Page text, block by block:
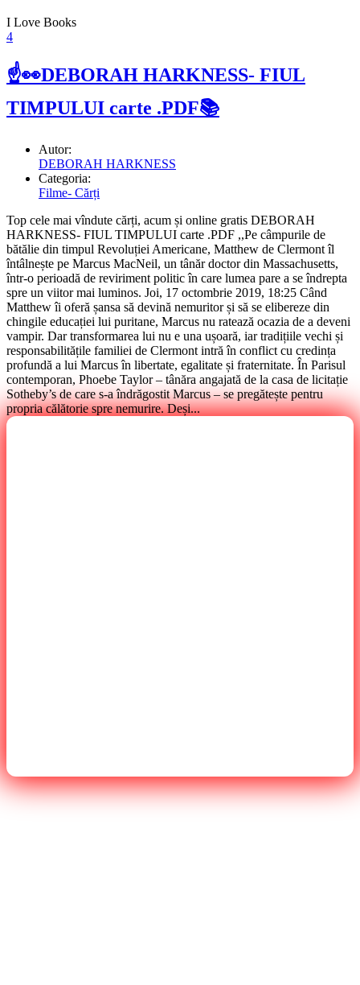
I Love Books
4
☝👀DEBORAH HARKNESS- FIUL
TIMPULUI carte .PDF📚
Autor:
DEBORAH HARKNESS
Categoria:
Filme- Cărți
Top cele mai vîndute cărți, acum și online gratis DEBORAH
HARKNESS- FIUL TIMPULUI carte .PDF ,,Pe câmpurile de
bătălie din timpul Revoluției Americane, Matthew de Clermont îl
întâlnește pe Marcus MacNeil, un tânăr doctor din Massachusetts,
într-o perioadă de reviriment politic în care lumea pare a se îndrepta
spre un viitor mai luminos. Joi, 17 octombrie 2019, 18:25 Când
Matthew îi oferă șansa să devină nemuritor și să se elibereze din
chingile educației lui puritane, Marcus nu ratează ocazia de a deveni
vampir. Dar transformarea lui nu e una ușoară, iar tradițiile vechi și
responsabilitățile familiei de Clermont intră în conflict cu credința
profundă a lui Marcus în libertate, egalitate și fraternitate. În Parisul
contemporan, Phoebe Taylor – tânăra angajată de la casa de licitație
Sotheby’s de care s-a îndrăgostit Marcus – se pregătește pentru
propria călătorie spre nemurire. Deși...